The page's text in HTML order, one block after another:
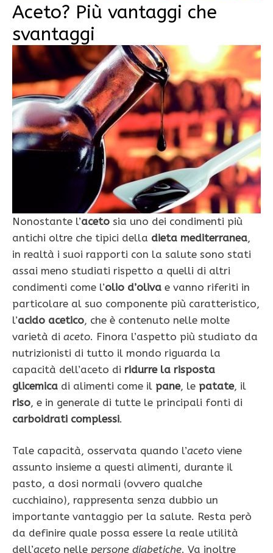
Aceto? Più vantaggi che
svantaggi
Nonostante l’aceto sia uno dei condimenti più
antichi oltre che tipici della dieta mediterranea,
in realtà i suoi rapporti con la salute sono stati
assai meno studiati rispetto a quelli di altri
condimenti come l’olio d’oliva e vanno riferiti in
particolare al suo componente più caratteristico,
l’acido acetico, che è contenuto nelle molte
varietà di aceto. Finora l’aspetto più studiato da
nutrizionisti di tutto il mondo riguarda la
capacità dell’aceto di ridurre la risposta
glicemica di alimenti come il pane, le patate, il
riso, e in generale di tutte le principali fonti di
carboidrati complessi.
Tale capacità, osservata quando l’aceto viene
assunto insieme a questi alimenti, durante il
pasto, a dosi normali (ovvero qualche
cucchiaino), rappresenta senza dubbio un
importante vantaggio per la salute. Resta però
da definire quale possa essere la reale utilità
dell’aceto nelle persone diabetiche. Va inoltre